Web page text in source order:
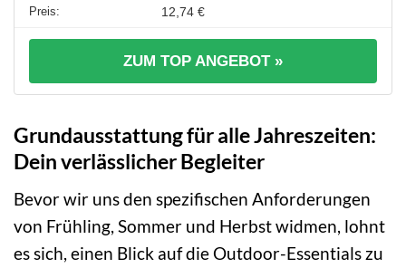
12,74 €
ZUM TOP ANGEBOT »
Grundausstattung für alle Jahreszeiten:
Dein verlässlicher Begleiter
Bevor wir uns den spezifischen Anforderungen
von Frühling, Sommer und Herbst widmen, lohnt
es sich, einen Blick auf die Outdoor-Essentials zu